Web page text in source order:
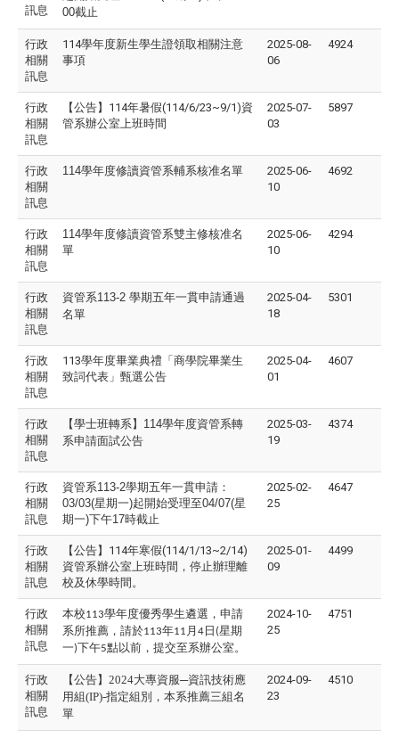
訊息
00截止
行政
相關
訊息
114學年度新生學生證領取相關注意
事項
2025-08-
06
4924
行政
相關
訊息
【公告】114年暑假(114/6/23~9/1)資
管系辦公室上班時間
2025-07-
03
5897
行政
相關
訊息
114學年度修讀資管系輔系核准名單
2025-06-
10
4692
行政
相關
訊息
114學年度修讀資管系雙主修核准名
單
2025-06-
10
4294
行政
相關
訊息
資管系113-2 學期五年一貫申請通過
名單
2025-04-
18
5301
行政
相關
訊息
113學年度畢業典禮「商學院畢業生
致詞代表」甄選公告
2025-04-
01
4607
行政
相關
訊息
【學士班轉系】114學年度資管系轉
系申請面試公告
2025-03-
19
4374
行政
相關
訊息
資管系113-2學期五年一貫申請：
03/03(星期一)起開始受理至04/07(星
期一)下午17時截止
2025-02-
25
4647
行政
相關
訊息
【公告】114年寒假(114/1/13~2/14)
資管系辦公室上班時間，停止辦理離
校及休學時間。
2025-01-
09
4499
行政
相關
訊息
本校113學年度優秀學生遴選，申請
系所推薦，請於113年11 月 4 日 (星期
一)下午5點以前，提交至系辦公室。
2024-10-
25
4751
行政
相關
訊息
【公告】2024大專資服─資訊技術應
用組(IP)-指定組別，本系推薦三組名
單
2024-09-
23
4510